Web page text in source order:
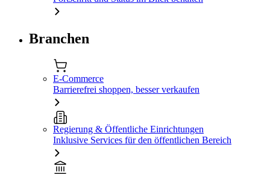
Branchen
E-Commerce
Barrierefrei shoppen, besser verkaufen
Regierung & Öffentliche Einrichtungen
Inklusive Services für den öffentlichen Bereich